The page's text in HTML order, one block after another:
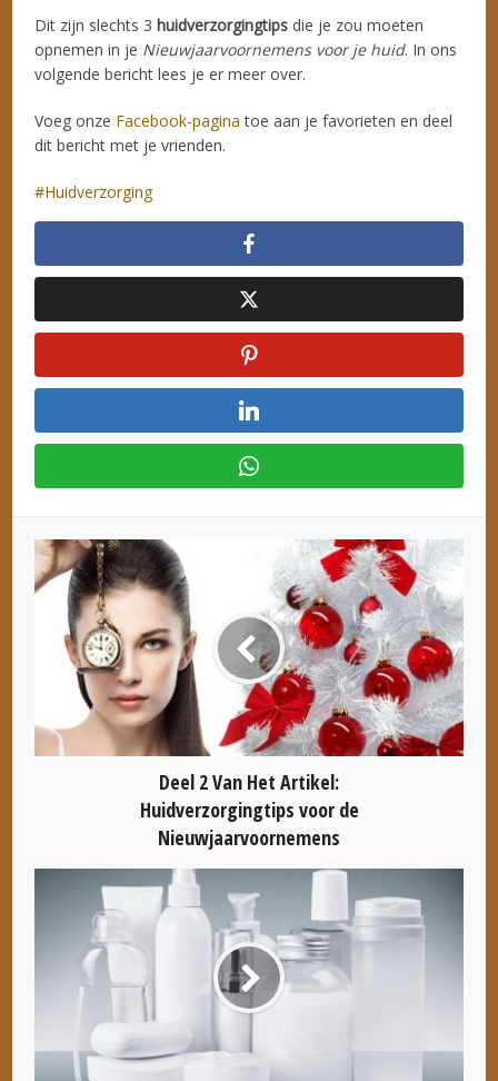
Dit zijn slechts 3 huidverzorgingtips die je zou moeten
opnemen in je Nieuwjaarvoornemens voor je huid. In ons
volgende bericht lees je er meer over.
Voeg onze Facebook-pagina toe aan je favorieten en deel
dit bericht met je vrienden.
Huidverzorging
Deel 2 Van Het Artikel:
Huidverzorgingtips voor de
Nieuwjaarvoornemens